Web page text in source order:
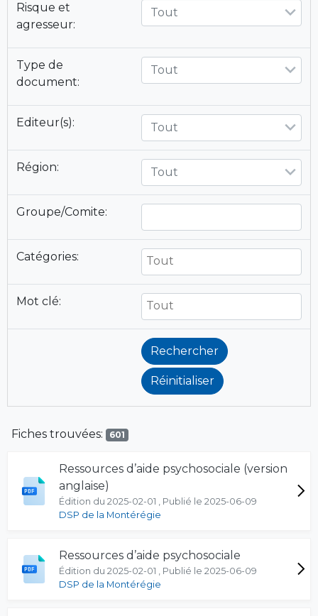
Risque et
agresseur:
Tout
Type de
document:
Tout
Editeur(s): Tout
Région: Tout
Groupe/Comite:
Catégories:
Mot clé:
Fiches trouvées: 601
Ressources d’aide psychosociale (version
anglaise)
Édition du 2025-02-01 , Publié le 2025-06-09
DSP de la Montérégie
Ressources d’aide psychosociale
Édition du 2025-02-01 , Publié le 2025-06-09
DSP de la Montérégie